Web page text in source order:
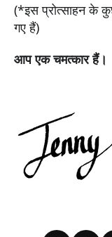
(*इस प्रोत्साहन के
गए हैं)
आप एक चमत्कार हैं।